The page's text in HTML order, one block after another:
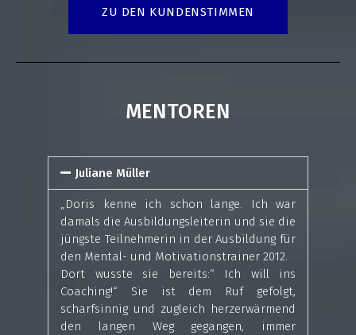
ZU DEN KUNDENSTIMMEN
MENTOREN
Juliane Müller
„Doris kenne ich schon lange. Ich war
damals die Ausbildungsleiterin und sie die
jüngste Teilnehmerin in der Ausbildung für
den Mental- und Motivationstrainer 2012.
Dort wusste sie bereits:“ Ich will ins
Coaching!“ Sie ist dem Ruf gefolgt,
scharfsinnig und zugleich herzerwärmend
den langen Weg gegangen, immer